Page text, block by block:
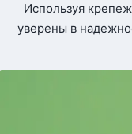
Используя
уверены в